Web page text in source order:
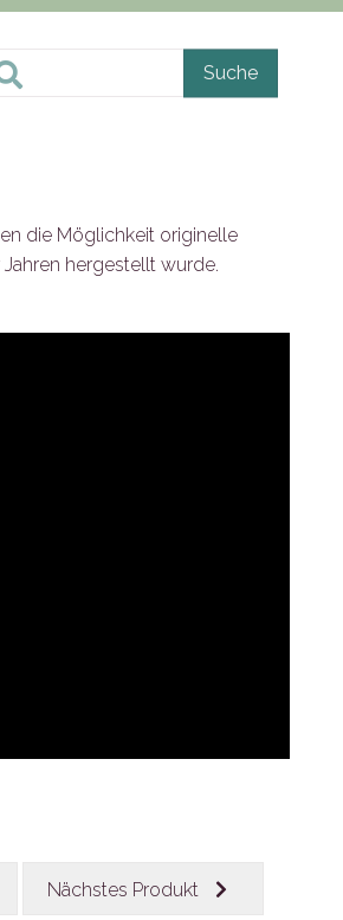
die Möglichkeit originelle
hergestellt wurde.
Nächstes Produkt